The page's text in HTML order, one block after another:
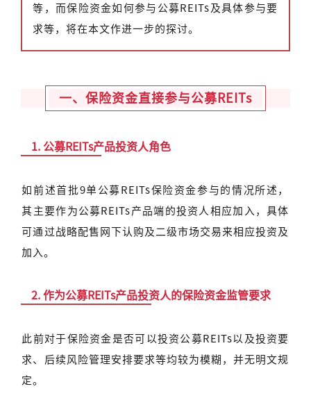
等，而保险资金如何参与公募REITs及具体参与要
求等，将在本文作进一步的探讨。
一、保险资金直接参与公募REITs
1. 公募REITs产品投资人角色
如前述首批9单公募REITs保险资金参与的情况所述，
其主要作为公募REITs产品端的投资人相应加入，具体
可通过战略配售网下认购及二级市场交易来相应投资及
加入。
2.作为公募REITs产品投资人的保险资金监管要求
此前对于保险资金是否可以投资公募REITs以及投资要
求、后续风险管理安排要求等均较为模糊，并无明文规
定。